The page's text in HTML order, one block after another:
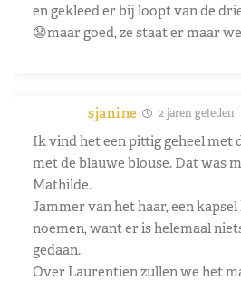
en gekleed er bij loopt van de
😧maar goed, ze staat er maar
sjanine 2 jaren geleden
Ik vind het een pittig geheel met
met de blauwe blouse. Dat was
Mathilde.
Jammer van het haar, een
noemen, want er is helemaal
gedaan.
Over Laurentien zullen we het